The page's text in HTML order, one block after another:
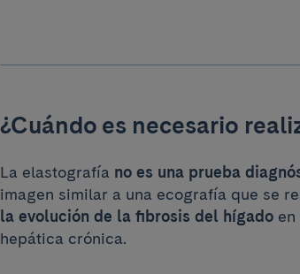
¿Cuándo es necesario
La elastografía no es una prueba
imagen similar a una ecografía que se
la evolución de la fibrosis del hígadoen
hepática crónica.